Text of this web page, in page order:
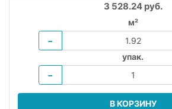
3 528.24 руб.
м²
−
упак.
−
В КОРЗИНУ